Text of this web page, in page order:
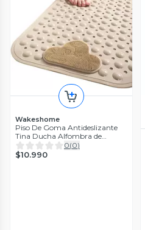
Wakeshome
Piso De Goma Antideslizante
Tina Ducha Alfombra de
Bañera con Cepillo
0(0)
$10.990